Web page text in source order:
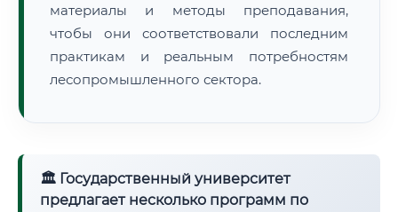
материалы и методы преподавания,
чтобы они соответствовали последним
практикам и реальным потребностям
лесопромышленного сектора.
🏛 Государственный университет
предлагает несколько программ по